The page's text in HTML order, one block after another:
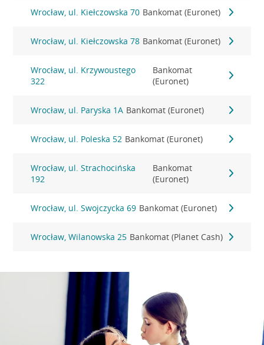
Wrocław, ul. Kiełczowska 70 Bankomat (Euronet)
Wrocław, ul. Kiełczowska 78 Bankomat (Euronet)
Wrocław, ul. Krzywoustego
322
Bankomat
(Euronet)
Wrocław, ul. Paryska 1A Bankomat (Euronet)
Wrocław, ul. Poleska 52 Bankomat (Euronet)
Wrocław, ul. Strachocińska
192
Bankomat
(Euronet)
Wrocław, ul. Swojczycka 69 Bankomat (Euronet)
Wrocław, Wilanowska 25 Bankomat (Planet Cash)